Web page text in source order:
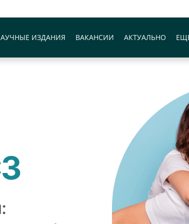
ИЗДАНИЯ ВАКАНСИИ АКТУАЛЬНО